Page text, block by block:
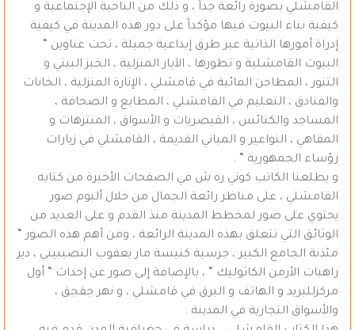
القامشلي بصورة رائعة جداً ، و ذلك من الناحية الإجتماعية و
كيفية بناء البيوت فيها مؤكداً على دور هذه المدينة في كيفية
إدراة أمورها الذاتية عبر طرق إبداعية جميلة ، تحت عناوين “
البيوت القامشلية و تطورها ، الآبار المنزلية ، الخبز البيتي و
التنور ، المطاحن المائية في قامشلي ، الإنارة المنزلية ، الخانات
والفنادق ، التعليم في القامشلي ، المطابع و الصحافة ،
المساجد والكنائس ، القيصريات و الأسواق ، المنتزهات و
المقاهي ، النواعير و المباني القديمة ، القامشلي في زيارات
رؤساء الجمهورية “ .
و يطلعنا الكاتب كوني ره ش في الصفحات الأخيرة من كتابه
القامشلي ، على مناظر رائعة الجمال من خلال ألبوم صور
يحتوي على صور لمخطط المدينة منذ القدم و على العديد من
الوثائق التي تتعلق بهذه المدينة الرائعة ، ومن أهم هذه الصور “
مئذنة الجامع الكبير ، جرسية كنيسة مار يعقوب النصيبيني ، دير
راهبات الأرمن الكاثوليك “ ، بالإضافة إلى صور عن إحداث “ أول
مركزللبريد و الهاتف و البرق في قامشلي ، و نهر جقجق ،
والأسواق التجارية في المدينة .